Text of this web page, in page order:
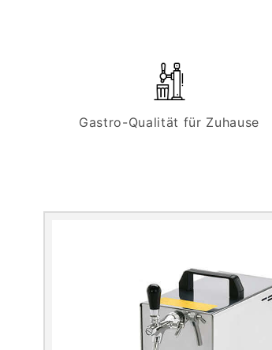
Gastro-Qualität für Zuhause